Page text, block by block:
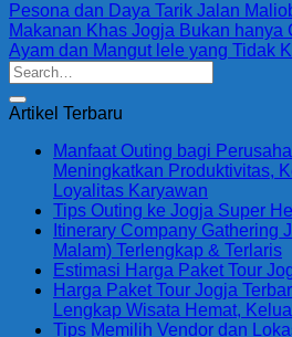
Pesona dan Daya Tarik Jalan
Makanan Khas Jogja Bukan hanya
Ayam dan Mangut lele yang Tidak
Artikel Terbaru
Manfaat Outing bagi
Meningkatkan Produktivitas,
Loyalitas Karyawan
Tips Outing ke Jogja Super
Itinerary Company Gathering
Malam) Terlengkap & Terlaris
Estimasi Harga Paket Tour
Harga Paket Tour Jogja
Lengkap Wisata Hemat,
Tips Memilih Vendor dan